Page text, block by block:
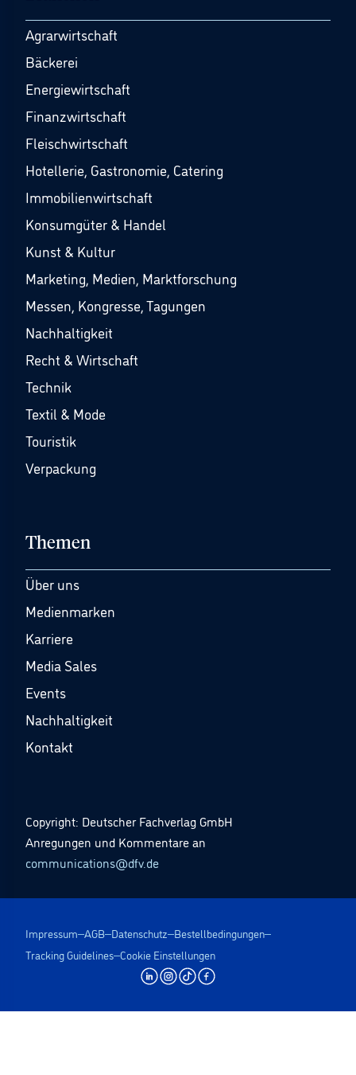
Agrarwirtschaft
Bäckerei
Energiewirtschaft
Finanzwirtschaft
Fleischwirtschaft
Hotellerie, Gastronomie, Catering
Immobilienwirtschaft
Konsumgüter & Handel
Kunst & Kultur
Marketing, Medien, Marktforschung
Messen, Kongresse, Tagungen
Nachhaltigkeit
Recht & Wirtschaft
Technik
Textil & Mode
Touristik
Verpackung
Themen
Über uns
Medienmarken
Karriere
Media Sales
Events
Nachhaltigkeit
Kontakt
Copyright: Deutscher Fachverlag GmbH
Anregungen und Kommentare an
communications@dfv.de
Impressum AGB Datenschutz Bestellbedingungen
Tracking Guidelines Cookie Einstellungen